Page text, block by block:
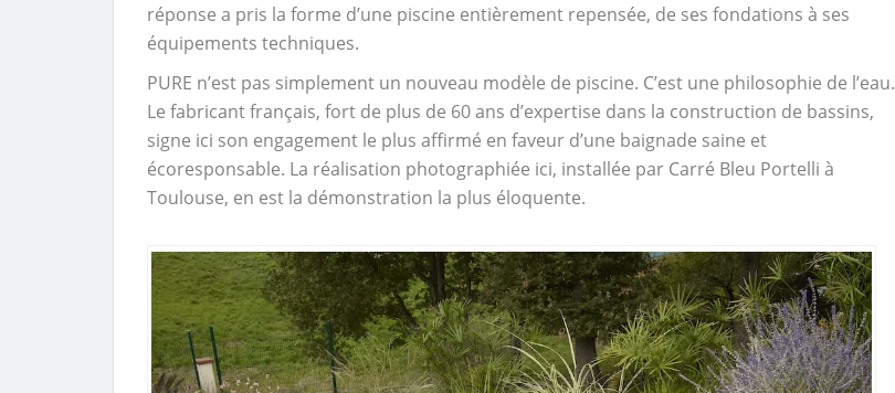
réponse a pris la forme d’une piscine entièrement repensée, de ses fondations à ses
équipements techniques.
PURE n’est pas simplement un nouveau modèle de piscine. C’est une philosophie de l’eau.
Le fabricant français, fort de plus de 60 ans d’expertise dans la construction de bassins,
signe ici son engagement le plus affirmé en faveur d’une baignade saine et
écoresponsable. La réalisation photographiée ici, installée par Carré Bleu Portelli à
Toulouse, en est la démonstration la plus éloquente.